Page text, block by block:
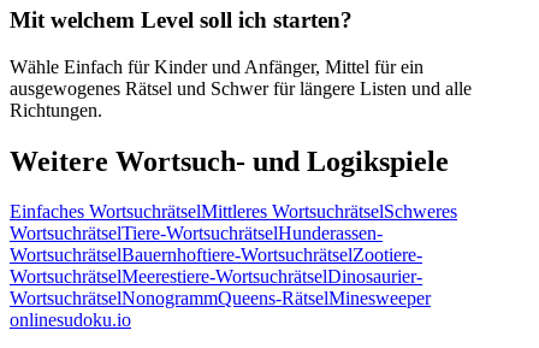
Mit welchem Level soll ich starten?
Wähle Einfach für Kinder und Anfänger, Mittel für ein
ausgewogenes Rätsel und Schwer für längere Listen und alle
Richtungen.
Weitere Wortsuch- und Logikspiele
Einfaches WortsuchrätselMittleres WortsuchrätselSchweres
WortsuchrätselTiere-WortsuchrätselHunderassen-
WortsuchrätselBauernhoftiere-WortsuchrätselZootiere-
WortsuchrätselMeerestiere-WortsuchrätselDinosaurier-
WortsuchrätselNonogrammQueens-RätselMinesweeper
onlinesudoku.io